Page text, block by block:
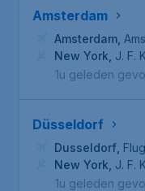
Amsterdam
Amsterdam
New York J. F.
1u geleden
Düsseldorf
Dusseldorf
New York J. F.
1u geleden